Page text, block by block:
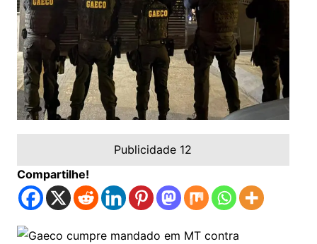
Publicidade 12
Compartilhe!